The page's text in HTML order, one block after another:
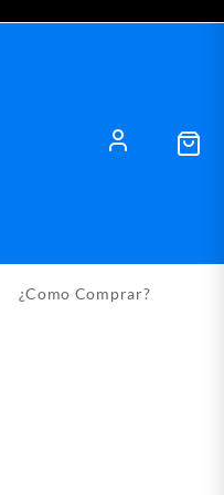
¿Como Comprar?